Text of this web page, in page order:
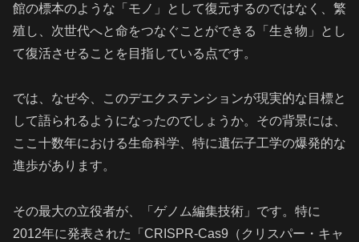
館の標本のような「モノ」として復元するのではなく、繁
殖し、次世代へと命をつなぐことができる「生き物」とし
て復活させることを目指している点です。
では、なぜ今、このデエクステンションが現実的な目標と
して語られるようになったのでしょうか。その背景には、
ここ十数年における生命科学、特に遺伝子工学の爆発的な
進歩があります。
その最大の立役者が、「ゲノム編集技術」です。特に
2012年に発表された「CRISPR-Cas9（クリスパー・キャ